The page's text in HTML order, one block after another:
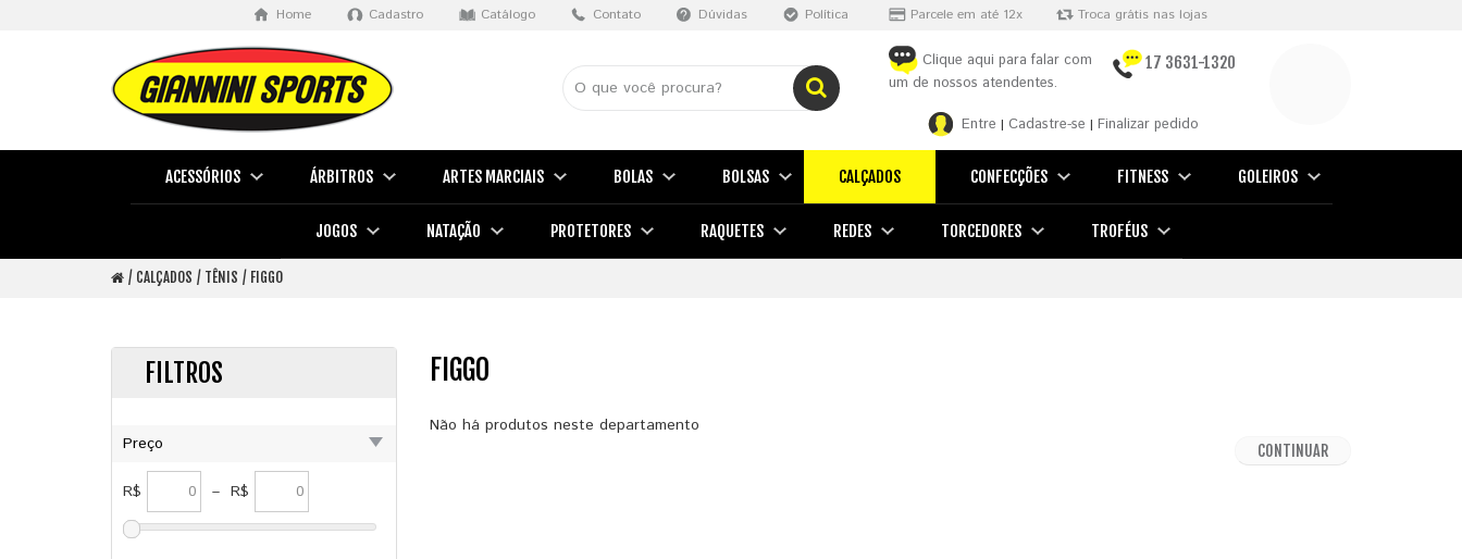
Home Cadastro Catálogo Contato Dúvidas Política Parcele em até 12x Troca grátis nas lojas
Clique aqui para falar com
um de nossos atendentes.
17 3631-1320
Entre | Cadastre-se | Finalizar pedido
ACESSÓRIOS ÁRBITROS ARTES MARCIAIS BOLAS BOLSAS CALÇADOS CONFECÇÕES FITNESS GOLEIROS
JOGOS NATAÇÃO PROTETORES RAQUETES REDES TORCEDORES TROFÉUS
CALÇADOS TÊNIS FIGGO
FILTROS
Preço
R$ – R$
FIGGO
Não há produtos neste departamento
CONTINUAR